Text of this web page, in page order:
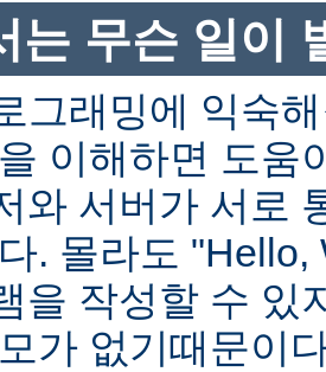
는 무슨 일이
그래밍에 익숙
이해하면 도움
와 서버가 서로
. 몰라도
을 작성할 수 있
가 없기때문이